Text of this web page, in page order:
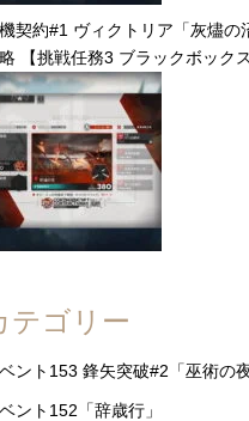
契約#1 ヴィクトリア「灰燼の
【挑戦任務3 ブラックボックス
テゴリー
ント153 鋒矢突破#2「巫術の夜
ント152「辞歳行」